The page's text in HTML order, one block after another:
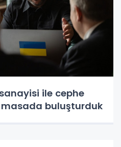
ile cephe
masada buluşturduk